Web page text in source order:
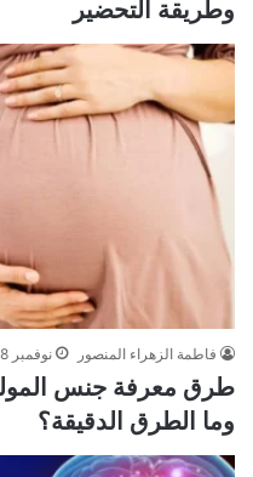
وطريقة التحضير
فاطمة الزهراء المنصور نوفمبر 18, 2023
طرق معرفة جنس
وما الطرق الدقيقة؟